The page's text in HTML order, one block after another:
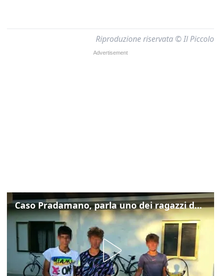
Riproduzione riservata © Il Piccolo
Caso Pradamano, parla uno dei ragazzi denunciati per la limonata: "Volevo anche aiutare i miei"